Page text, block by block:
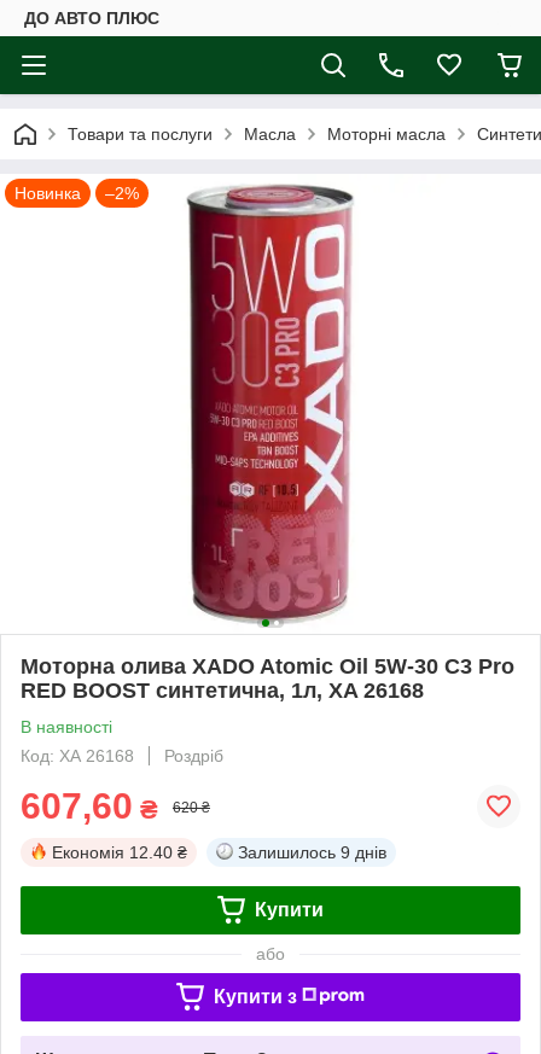
ДО АВТО ПЛЮС
Товари та послуги Масла Моторні масла
Новинка –2%
Моторна олива XADO Atomic Oil 5W-30 C3 Pro
RED BOOST синтетична, 1л, XA 26168
В наявності
Код: ХА 26168
Роздріб
607,60 ₴ 620 ₴
Економія 12.40 ₴ Залишилось 9 днів
Купити
або
Купити з